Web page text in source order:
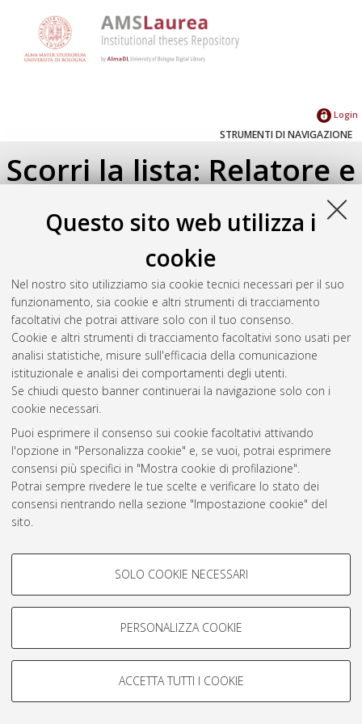
Questo sito web utilizza i
cookie
Nel nostro sito utilizziamo sia cookie tecnici necessari per il suo
funzionamento, sia cookie e altri strumenti di tracciamento
facoltativi che potrai attivare solo con il tuo consenso.
Cookie e altri strumenti di tracciamento facoltativi sono usati per
analisi statistiche, misure sull'efficacia della comunicazione
istituzionale e analisi dei comportamenti degli utenti.
Se chiudi questo banner continuerai la navigazione solo con i
cookie necessari.
Puoi esprimere il consenso sui cookie facoltativi attivando
l'opzione in "Personalizza cookie" e, se vuoi, potrai esprimere
consensi più specifici in "Mostra cookie di profilazione".
Potrai sempre rivedere le tue scelte e verificare lo stato dei
consensi rientrando nella sezione "Impostazione cookie" del
sito.
COOKIE DI PROFILAZIONE -
Si tratta di cookie utilizzati per analizzare le caratteristiche della
navigazione degli utenti, creare profili in base al loro comportamento
Mostra cookie di profilazione
COOKIE TECNICI - NECESSARI
SOLO COOKIE NECESSARI
PERSONALIZZA COOKIE
ACCETTA TUTTI I COOKIE
Login
STRUMENTI DI NAVIGAZIONE
Scorri la lista: Relatore e
Correlatore
Seleziona un valore dall'elenco sottostante.
2021(2)
Atom
Rss 1.0
Rss 2.0
AMS Laurea
Servizio implementato e gestito da AlmaDL
Impostazioni Cookie
© ALMA MATER STUDIORUM - Università di Bologna, 2007-2026.